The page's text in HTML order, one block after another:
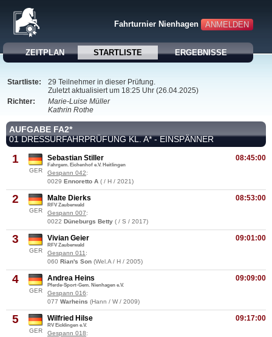
ANMELDEN
Fahrturnier Nienhagen
ZEITPLAN STARTLISTE ERGEBNISSE
Startliste:
29 Teilnehmer in dieser Prüfung.
Zuletzt aktualisiert um 18:25 Uhr (26.04.2025)
Richter:
Marie-Luise Müller
Kathrin Rothe
AUFGABE FA2*
01 DRESSURFAHRPRÜFUNG KL. A* - EINSPÄNNER
1
GER
08:45:00
Sebastian Stiller
Fahrgem. Eichenhof e.V. Heitlingen
Gespann 042:
0029 Ennoretto A ( / H / 2021)
2
GER
08:53:00
Malte Dierks
RFV Zauberwald
Gespann 007:
0022 Düneburgs Betty ( / S / 2017)
3
GER
09:01:00
Vivian Geier
RFV Zauberwald
Gespann 011 :
060 Rian's Son (Wel.A / H / 2005)
4
GER
09:09:00
Andrea Heins
Pferde-Sport-Gem. Nienhagen e.V.
Gespann 016:
077 Warheins (Hann / W / 2009)
5
GER
09:17:00
Wilfried Hilse
RV Eicklingen e.V.
Gespann 018: